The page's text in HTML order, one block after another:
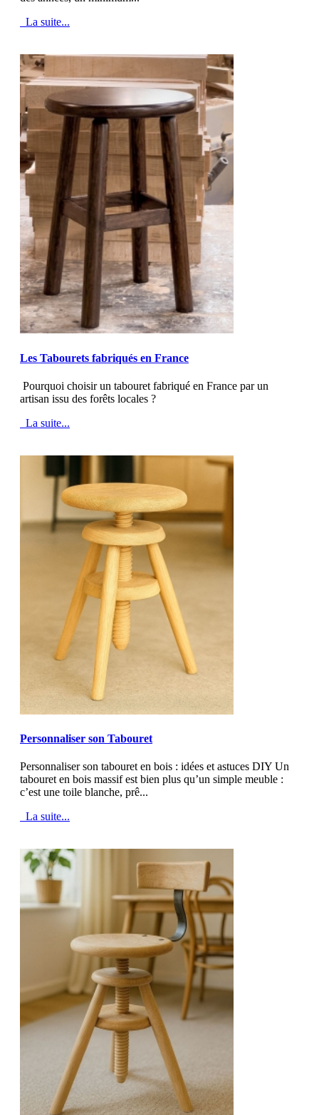
La suite...
Les Tabourets fabriqués en France
Pourquoi choisir un tabouret fabriqué en France par un
artisan issu des forêts locales ?
La suite...
Personnaliser son Tabouret
Personnaliser son tabouret en bois : idées et astuces DIY Un
tabouret en bois massif est bien plus qu’un simple meuble :
c’est une toile blanche, prê...
La suite...